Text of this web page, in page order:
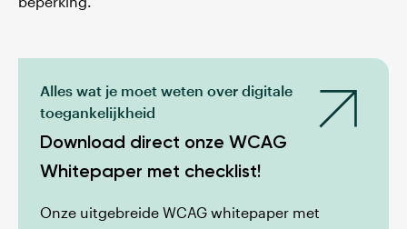
Alles wat je moet weten over digitale
toegankelijkheid
Download direct onze WCAG
Whitepaper met checklist!
Onze uitgebreide WCAG whitepaper met